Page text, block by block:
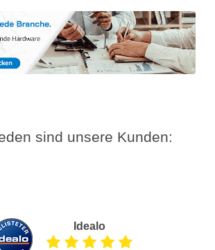
sind unsere Kunden:
Idealo